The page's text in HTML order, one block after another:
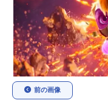
アニメ映画一覧
今期アニメ曜日別一覧
春アニメ
秋アニメ
前の画像